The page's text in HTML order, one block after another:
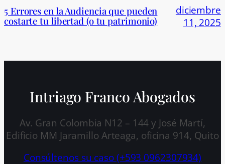
5 Errores en la Audiencia que pueden
costarte tu libertad (o tu patrimonio)
diciembre
11, 2025
Intriago Franco Abogados
Av. Gran Colombia N12 – 144 y José Martí,
Edificio MM Jaramillo Arteaga, oficina 914, Quito
Consúltenos su caso (+593 0962307934)